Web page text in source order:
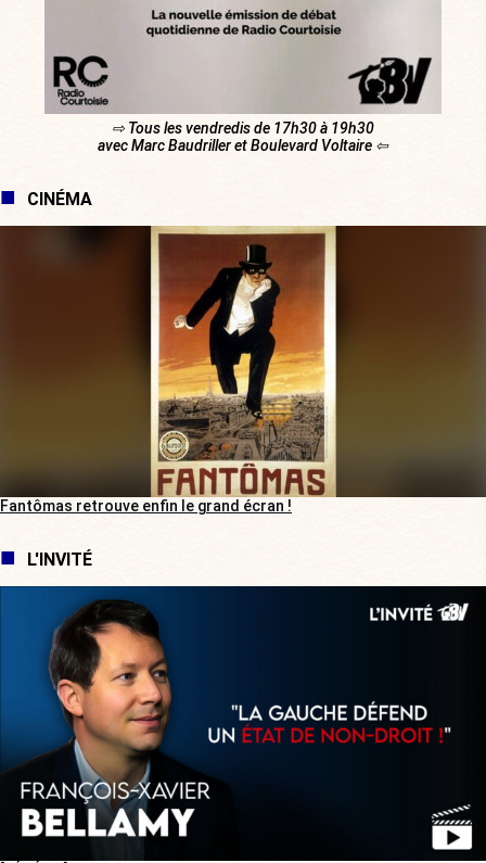
⇨ Tous les vendredis de 17h30 à 19h30
avec Marc Baudriller et Boulevard Voltaire ⇦
CINÉMA
Fantômas retrouve enfin le grand écran !
L'INVITÉ